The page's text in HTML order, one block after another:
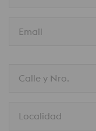
Email
Calle y Nro.
Localidad